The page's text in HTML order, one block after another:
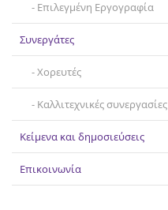
Επιλεγμένη Εργογραφία
Συνεργάτες
Χορευτές
Καλλιτεχνικές συνεργασίες
Κείμενα και δημοσιεύσεις
Επικοινωνία